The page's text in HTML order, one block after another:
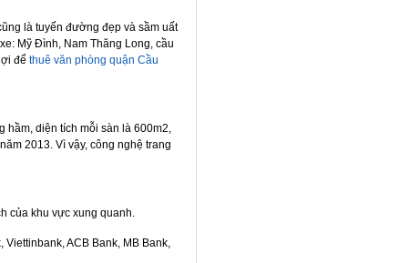
là tuyến đường đẹp và sầm uất
Mỹ Đình, Nam Thăng Long, cầu
để thuê văn phòng quận Cầu
hầm, diện tích mỗi sàn là 600m2,
2013. Vì vậy, công nghệ trang
của khu vực xung quanh.
ACB Bank, MB Bank,